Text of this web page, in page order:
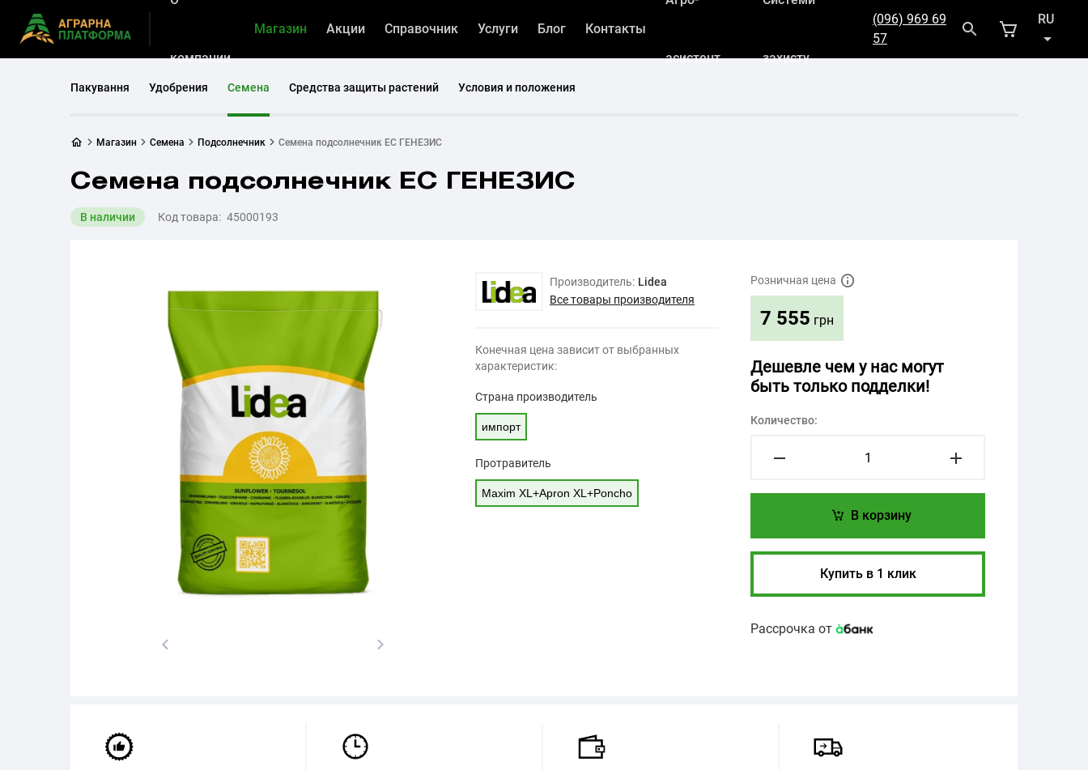
компании
Магазин Акции Справочник Услуги Блог Контакты
асистент захисту
(096) 969 69
57
RU
UK
Пакування Удобрения Семена Средства защиты растений Условия и положения
Магазин Семена Подсолнечник Семена подсолнечник ЕС ГЕНЕЗИС
Семена подсолнечник ЕС ГЕНЕЗИС
В наличии Код товара: 45000193
Производитель: Lidea
Все товары производителя
Конечная цена зависит от выбранных
характеристик:
Страна производитель
импорт
Протравитель
Maxim XL+Apron XL+Poncho
Розничная цена
7 555 грн
Дешевле чем у нас могут
быть только подделки!
Количество:
В корзину
Купить в 1 клик
Рассрочка от